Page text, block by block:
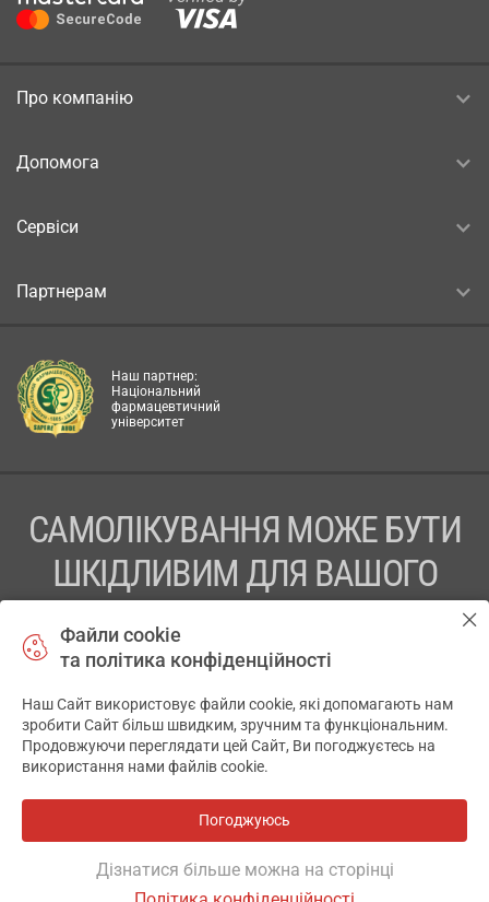
Про компанію
Допомога
Сервіси
Партнерам
Наш партнер:
Національний
фармацевтичний
університет
САМОЛІКУВАННЯ МОЖЕ БУТИ
ШКІДЛИВИМ ДЛЯ ВАШОГО
ПЕРЕД ЗАСТОСУВАННЯМ ПРЕПАРАТУ ПРОКОНСУЛЬТУЙТЕСЬ
ТОВ «АПТЕКА 911.ЮА» Код ЄДРПОУ 43631965.
Відмова від відповідальності
© 2014-2026. Медична інформаційна система АПТЕКА911.ЮА
Файли cookie
та політика конфіденційності
Наш Сайт використовує файли cookie, які допомагають нам
зробити Сайт більш швидким, зручним та функціональним.
Продовжуючи переглядати цей Сайт, Ви погоджуєтесь на
використання нами файлів cookie.
Погоджуюсь
Дізнатися більше можна на сторінці
✕